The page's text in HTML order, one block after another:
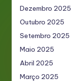
Dezembro 2025
Outubro 2025
Setembro 2025
Maio 2025
Abril 2025
Março 2025